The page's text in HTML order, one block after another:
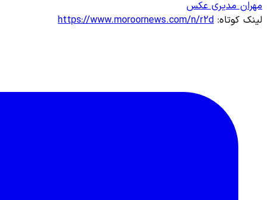
مهران مدیریعکس
لینک کوتاه: https://www.moroornews.com/n/r2d